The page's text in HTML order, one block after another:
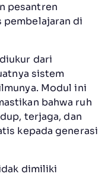
pesantren
pembelajaran di
dari
sistem
Modul ini
bahwa ruh
terjaga, dan
kepada generasi
dimiliki